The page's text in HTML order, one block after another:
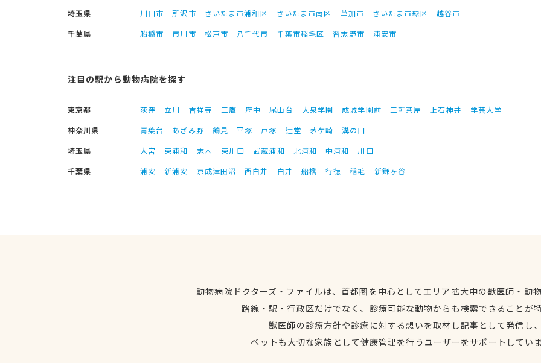
埼玉県
川口市 所沢市 さいたま市浦和区 さいたま市南区 草加市 さいたま市緑区
越谷市
千葉県
船橋市 市川市 松戸市 八千代市 千葉市稲毛区 習志野市 浦安市
注目の駅から動物病院を探す
東京都 荻窪 立川 吉祥寺 三鷹 府中 尾山台 大泉学園 成城学園前 三軒茶屋 上石神井
学芸大学
神奈川県
青葉台 あざみ野 鶴見 平塚 戸塚 辻堂 茅ケ崎
溝の口
埼玉県
大宮 東浦和 志木 東川口 武蔵浦和 北浦和 中浦和
川口
千葉県
浦安 新浦安 京成津田沼 西白井 白井 船橋 行徳 稲毛 新鎌ヶ谷
動物病院ドクターズ・ファイルは、首都圏を中心としてエリア拡大中の獣医師・動
路線・駅・行政区だけでなく、診療可能な動物からも検索できることが
獣医師の診療方針や診療に対する想いを取材し記事として発信し
ペットも大切な家族として健康管理を行うユーザーをサポートしてい